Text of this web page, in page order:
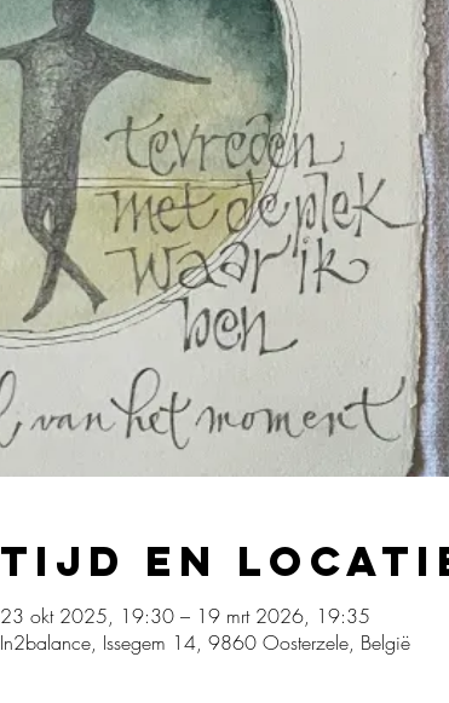
Tijd en
23 okt 2025, 19:30 – 19 mrt 2026, 19:35
In2balance, Issegem 14, 9860 Oosterzele, België